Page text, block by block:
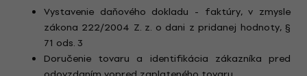
Vystavenie daňového dokladu - faktúry, v zmysle
zákona 222/2004 Z. z. o dani z pridanej hodnoty, §
71 ods. 3
Doručenie tovaru a identifikácia zákazníka pred